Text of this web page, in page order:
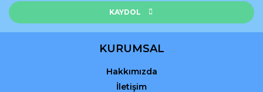
Ürün açıklamasında eksik bilgiler bulunuyor.
Ürün fiyatı diğer sitelerden daha pahalı.
KAYDOL
KURUMSAL
Hakkımızda
İletişim